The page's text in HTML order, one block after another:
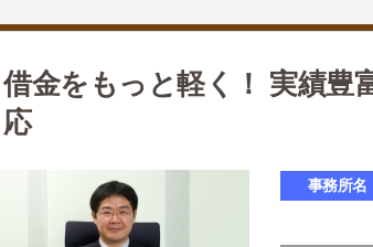
借金をもっと軽く！ 実績豊
応
事務所名